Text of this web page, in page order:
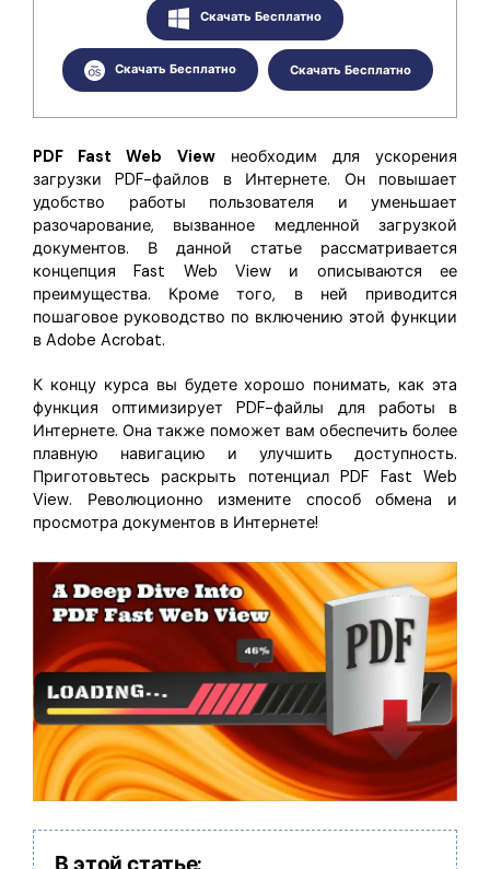
Новый PDFelement 12умнее, быстрее,
проще
От AI-функций до пакетных инструментов: новый
PDFelement делает работу с PDF еще удобнее.
Скачать бесплатно
Скрыть фрагменты PDF
PDF OCR
Извлечение данных из PDF
Поделиться PDF
Комплексные решения
Преподавание
IT-служба
Здравоохранение
Финансы
Правительство
Издательство
Фрилансер
Все Функции PDF
Канал на YouTube
Сообщество ВКонтакте
Канал Яндекс Дзен
Скачать Бесплатно
Скачать Бесплатно Скачать Бесплатно
PDF Fast Web Viewнеобходим для ускорения
загрузки PDF-файлов в Интернете. Он повышает
удобство работы пользователя и уменьшает
разочарование, вызванное медленной загрузкой
документов. В данной статье рассматривается
концепция Fast Web View и описываются ее
преимущества. Кроме того, в ней приводится
пошаговое руководство по включению этой функции
в Adobe Acrobat.
К концу курса вы будете хорошо понимать, как эта
функция оптимизирует PDF-файлы для работы в
Интернете. Она также поможет вам обеспечить более
плавную навигацию и улучшить доступность.
Приготовьтесь раскрыть потенциал PDF Fast Web
View. Революционно измените способ обмена и
просмотра документов в Интернете!